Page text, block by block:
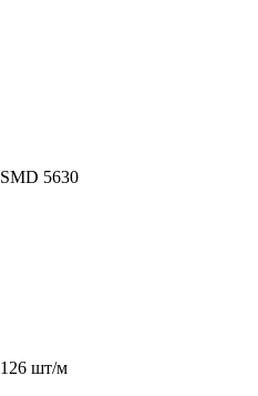
SMD 5630
126 шт/м